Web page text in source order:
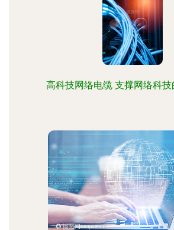
高科技网络电缆 支撑网络科